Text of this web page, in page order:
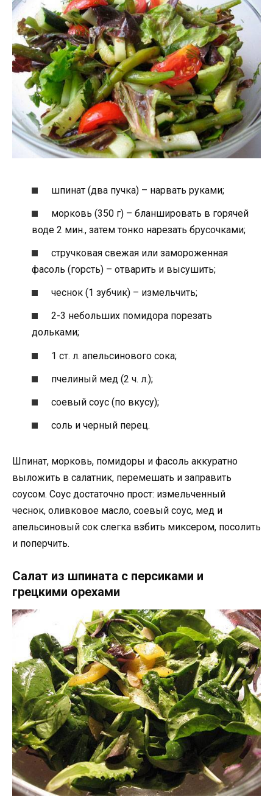
шпинат (два пучка) – нарвать руками;
морковь (350 г) – бланшировать в горячей
воде 2 мин., затем тонко нарезать брусочками;
стручковая свежая или замороженная
фасоль (горсть) – отварить и высушить;
чеснок (1 зубчик) – измельчить;
2-3 небольших помидора порезать
дольками;
1 ст. л. апельсинового сока;
пчелиный мед (2 ч. л.);
соевый соус (по вкусу);
соль и черный перец.
Шпинат, морковь, помидоры и фасоль аккуратно
выложить в салатник, перемешать и заправить
соусом. Соус достаточно прост: измельченный
чеснок, оливковое масло, соевый соус, мед и
апельсиновый сок слегка взбить миксером, посолить
и поперчить.
Салат из шпината с персиками и
грецкими орехами